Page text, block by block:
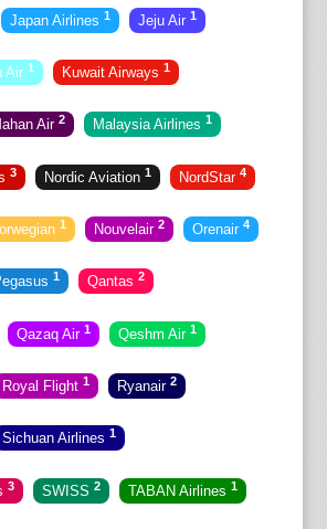
Japan Airlines 1 Jeju Air 1
Air 1 Kuwait Airways 1
Air 2 Malaysia Airlines 1
3 Nordic Aviation 1 NordStar 4
1 Nouvelair 2 Orenair 4
1 Qantas 2
Qazaq Air 1 Qeshm Air 1
Royal Flight 1 Ryanair 2
Sichuan Airlines 1
3 SWISS 2 TABAN Airlines 1